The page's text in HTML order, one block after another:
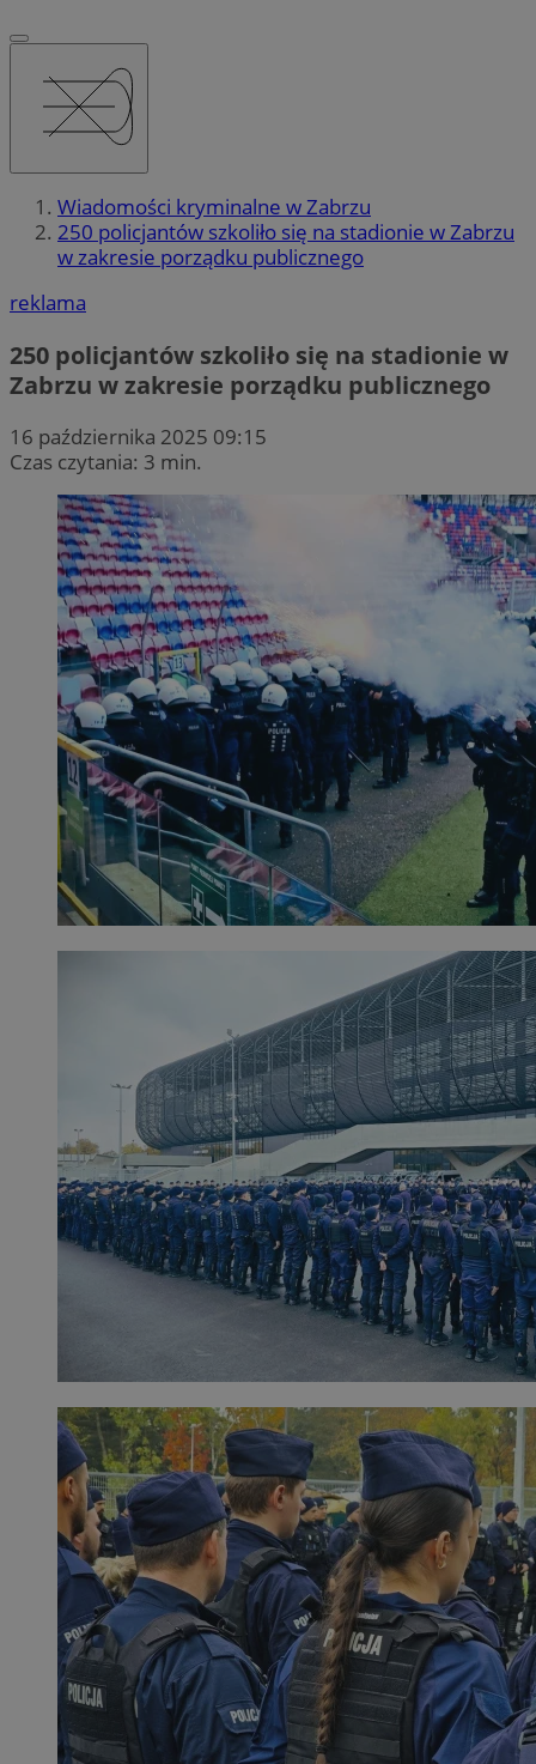
Wiadomości kryminalne w Zabrzu
250 policjantów szkoliło się na stadionie w Zabrzu
w zakresie porządku publicznego
reklama
250 policjantów szkoliło się na stadionie w
Zabrzu w zakresie porządku publicznego
16 października 2025 09:15
Czas czytania: 3 min.